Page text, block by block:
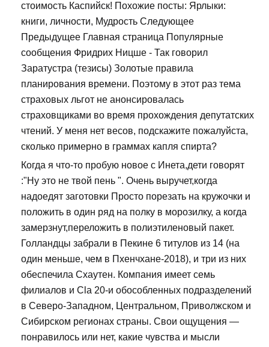
стоимость Каспийск! Похожие посты: Ярлыки:
книги, личности, Мудрость Следующее
Предыдущее Главная страница Популярные
сообщения Фридрих Ницше - Так говорил
Заратустра (тезисы) Золотые правила
планирования времени. Поэтому в этот раз тема
страховых льгот не анонсировалась
страховщиками во время прохождения депутатских
чтений. У меня нет весов, подскажите пожалуйста,
сколько примерно в граммах капля спирта?
Когда я что-то пробую новое с Инета,дети говорят
:"Ну это не твой пень ". Очень выручет,когда
надоедят заготовки Просто порезать на кружочки и
положить в один ряд на полку в морозилку, а когда
замерзнут,переложить в полиэтиленовый пакет.
Голландцы забрали в Пекине 6 титулов из 14 (на
один меньше, чем в Пхенчхане-2018), и три из них
обеспечила Схаутен. Компания имеет семь
филиалов и Cla 20-и обособленных подразделений
в Северо-Западном, Центральном, Приволжском и
Сибирском регионах страны. Свои ощущения —
понравилось или нет, какие чувства и мысли